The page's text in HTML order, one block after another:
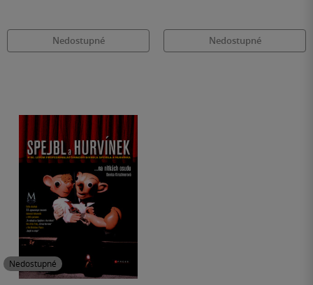
Nedostupné Nedostupné
Nedostupné